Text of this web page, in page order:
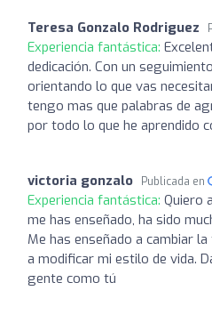
Teresa Gonzalo Rodriguez
Experiencia fantástica:
dedicación. Con un
orientando lo que vas
tengo mas que palabras de
por todo lo que he aprendido
victoria gonzalo Publicada en
Experiencia fantástica: Quiero
me has enseñado, ha sido
Me has enseñado a cambiar
a modificar mi estilo de vida.
gente como tú